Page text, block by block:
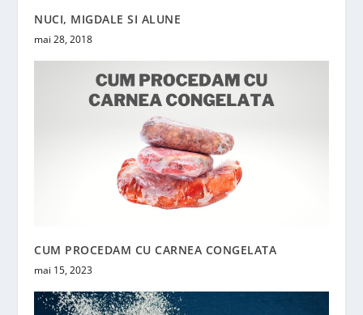
NUCI, MIGDALE SI ALUNE
mai 28, 2018
CUM PROCEDAM CU CARNEA CONGELATA
mai 15, 2023